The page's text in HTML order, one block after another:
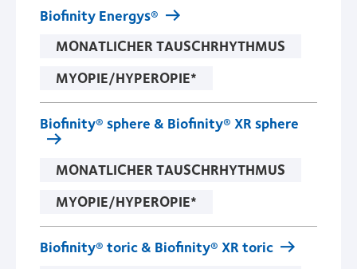
Biofinity Energys®
MONATLICHER TAUSCHRHYTHMUS
MYOPIE/HYPEROPIE*
Biofinity® sphere & Biofinity® XR sphere
MONATLICHER TAUSCHRHYTHMUS
MYOPIE/HYPEROPIE*
Biofinity® toric & Biofinity® XR toric